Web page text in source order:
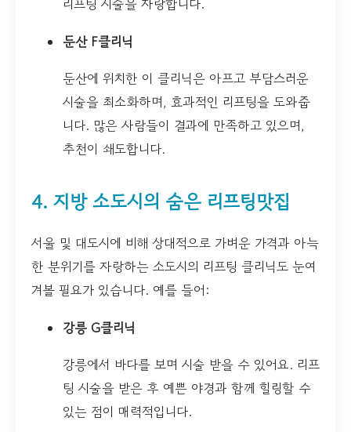
리프팅 시술을 자랑합니다.
둔산 F클리닉
둔산에 위치한 이 클리닉은 아프고 부담스러운
시술을 최소화하며, 효과적인 리프팅을 도와줍
니다. 많은 사람들이 결과에 만족하고 있으며,
추천이 쇄도합니다.
4. 지방 소도시의 숨은 리프팅맛집
서울 및 대도시에 비해 상대적으로 가벼운 가격과 아늑
한 분위기를 자랑하는 소도시의 리프팅 클리닉도 눈여
겨볼 필요가 있습니다. 예를 들어:
강릉 G클리닉
강릉에서 바다를 보며 시술 받을 수 있어요. 리프
팅 시술을 받은 후 예쁜 야경과 함께 힐링할 수
있는 점이 매력적입니다.